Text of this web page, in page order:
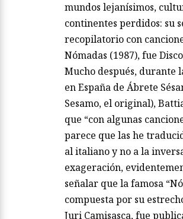
mundos lejanísimos,
continentes perdidos: su
recopilatorio con
Nómadas (1987), fue
Mucho después, durante
en España de Ábrete
Sesamo, el original),
que “con algunas
parece que las he
al italiano y no a la
exageración,
señalar que la famosa
compuesta por su
Juri Camisasca, fue